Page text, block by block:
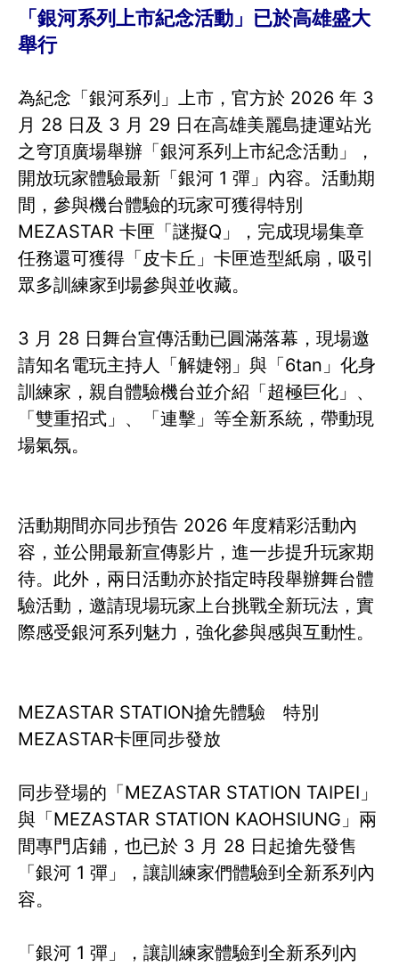
「銀河系列上市紀念活動」已於高雄盛大
舉行
為紀念「銀河系列」上市，官方於 2026 年 3
月 28 日及 3 月 29 日在高雄美麗島捷運站光
之穹頂廣場舉辦「銀河系列上市紀念活動」，
開放玩家體驗最新「銀河 1 彈」內容。活動期
間，參與機台體驗的玩家可獲得特別
MEZASTAR 卡匣「謎擬Q」，完成現場集章
任務還可獲得「皮卡丘」卡匣造型紙扇，吸引
眾多訓練家到場參與並收藏。
3 月 28 日舞台宣傳活動已圓滿落幕，現場邀
請知名電玩主持人「解婕翎」與「6tan」化身
訓練家，親自體驗機台並介紹「超極巨化」、
「雙重招式」、「連擊」等全新系統，帶動現
場氣氛。
活動期間亦同步預告 2026 年度精彩活動內
容，並公開最新宣傳影片，進一步提升玩家期
待。此外，兩日活動亦於指定時段舉辦舞台體
驗活動，邀請現場玩家上台挑戰全新玩法，實
際感受銀河系列魅力，強化參與感與互動性。
MEZASTAR STATION搶先體驗 特別
MEZASTAR卡匣同步發放
同步登場的「MEZASTAR STATION TAIPEI」
與「MEZASTAR STATION KAOHSIUNG」兩
間專門店鋪，也已於 3 月 28 日起搶先發售
「銀河 1 彈」，讓訓練家們體驗到全新系列內
容。
「銀河 1 彈」，讓訓練家體驗到全新系列內